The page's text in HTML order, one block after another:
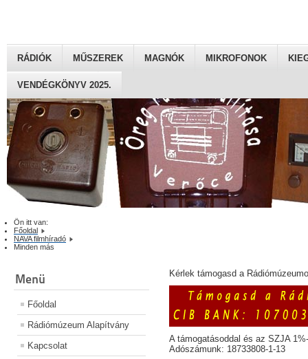
RÁDIÓK MŰSZEREK MAGNÓK MIKROFONOK
VENDÉGKÖNYV 2025.
Ön itt van:
Főoldal
NAVA filmhíradó
Minden más
Menü
Főoldal
Rádiómúzeum Alapítvány
Kapcsolat
Kérlek támogasd a
A támogatásoddal és az SZJA
Adószámunk: 18733808-1-13